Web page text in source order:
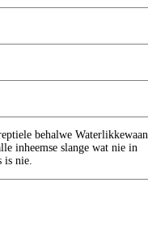
behalwe
inheemse slange wat nie in
is nie.